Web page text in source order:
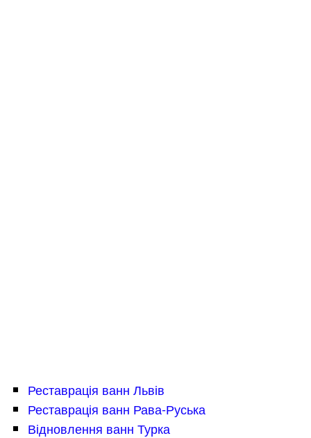
Реставрація ванн Львів
Реставрація ванн Рава-Руська
Відновлення ванн Турка